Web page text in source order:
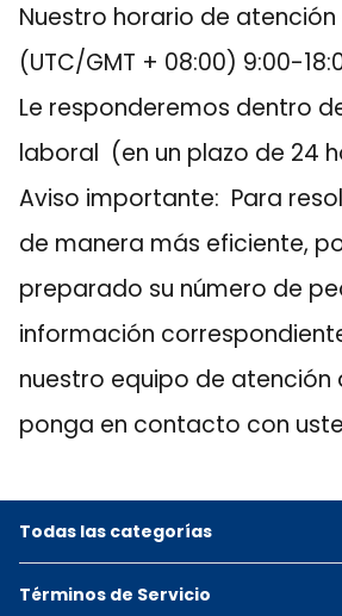
Nuestro horario de atención
(UTC/GMT + 08:00) 9:00-
Le responderemos dentro
laboral (en un plazo de 24
Aviso importante: Para
de manera más eficiente,
preparado su número de
información
nuestro equipo de atención
ponga en contacto con
Todas las categorías
Términos de Servicio